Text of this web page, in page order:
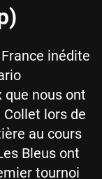
inédite
que nous ont
lors de
au cours
Bleus ont
tournoi